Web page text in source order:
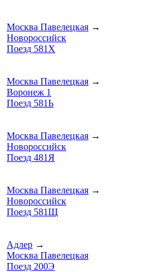
Москва Павелецкая →
Новороссийск
Поезд 581Х
Москва Павелецкая →
Воронеж 1
Поезд 581Ь
Москва Павелецкая →
Новороссийск
Поезд 481Я
Москва Павелецкая →
Новороссийск
Поезд 581Щ
Адлер →
Москва Павелецкая
Поезд 200Э